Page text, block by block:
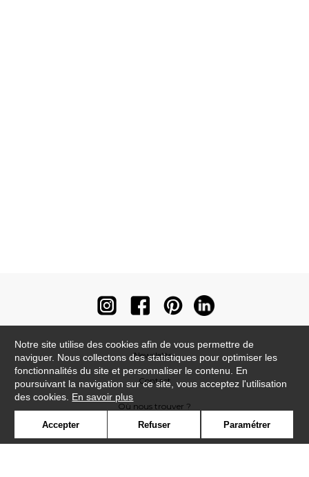
Newsletter
Contact
Où nous trouver ?
Notre site utilise des cookies afin de vous permettre de
naviguer. Nous collectons des statistiques pour optimiser les
fonctionnalités du site et personnaliser le contenu. En
poursuivant la navigation sur ce site, vous acceptez l'utilisation
des cookies. En savoir plus
Accepter Refuser Paramétrer